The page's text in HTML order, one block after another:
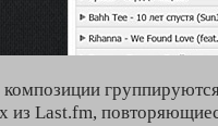
из Last.fm,